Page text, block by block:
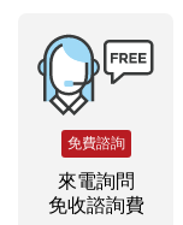
免費諮詢
來電詢問
免收諮詢費